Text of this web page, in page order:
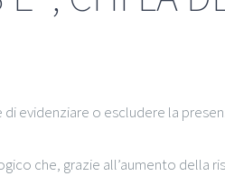
di evidenziare o escludere la
che, grazie all’aumento della